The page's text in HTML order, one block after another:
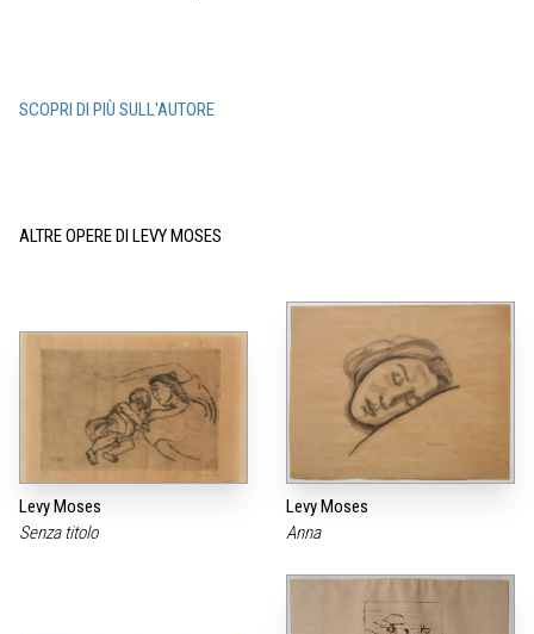
SCOPRI DI PIÙ SULL'AUTORE
ALTRE OPERE DI LEVY MOSES
Levy Moses
Senza titolo
Levy Moses
Anna